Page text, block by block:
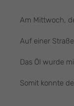
Am Mittwoch,
Auf einer
Das Öl wurde
Somit konnte